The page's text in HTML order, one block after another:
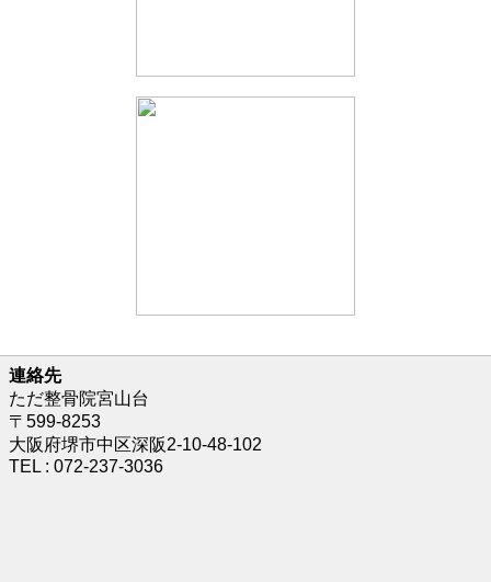
連絡先
ただ整骨院宮山台
〒599-8253
大阪府堺市中区深阪2-10-48-102
TEL : 072-237-3036